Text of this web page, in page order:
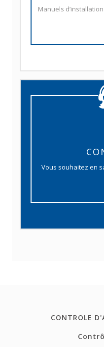
Manuels
Vous souhaitez en
CONTROLE